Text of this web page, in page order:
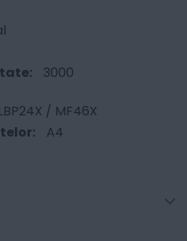
3000
LBP24X / MF46X
A4